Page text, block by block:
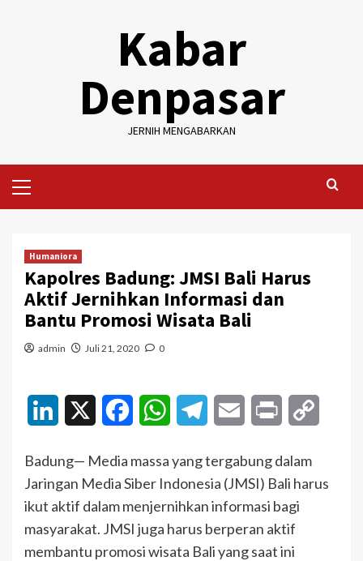
Kabar
Denpasar
JERNIH MENGABARKAN
Menu
Humaniora
Kapolres Badung: JMSI Bali Harus
Aktif Jernihkan Informasi dan
Bantu Promosi Wisata Bali
admin Juli 21, 2020 0
LinkedIn FacebookWhatsAppTelegramEmail Print
Badung— Media massa yang tergabung dalam
Jaringan Media Siber Indonesia (JMSI) Bali harus
ikut aktif dalam menjernihkan informasi bagi
masyarakat. JMSI juga harus berperan aktif
membantu promosi wisata Bali yang saat ini